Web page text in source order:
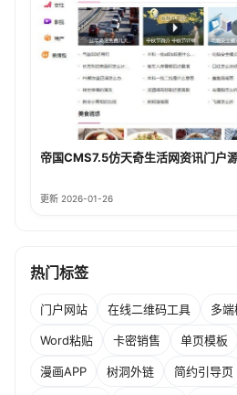
帝国CMS7.5仿天奇生活网资讯门户
更新 2026-01-26
热门标签
门户网站 在线二维码工具 多端
Word粘贴 卡密销售 单页模板
漫画APP 树洞外链 简约引导页